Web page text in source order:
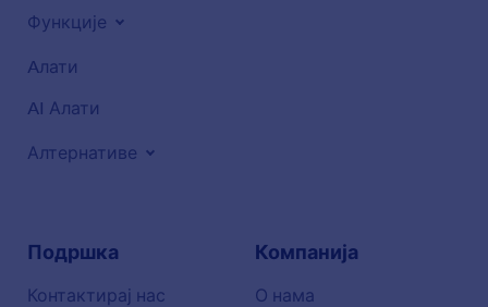
Функције
Aлати
AI Алати
Алтернативе
Подршка
Контактирај нас
Компанија
О нама